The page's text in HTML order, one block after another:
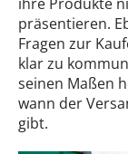
präsentieren.
Fragen zur
klar zu
seinen Maßen
wann der
gibt.